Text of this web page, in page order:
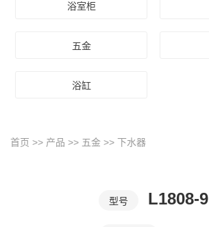
浴室柜
五金
浴缸
首页 >> 产品 >> 五金 >> 下水器
型号 L1808-9